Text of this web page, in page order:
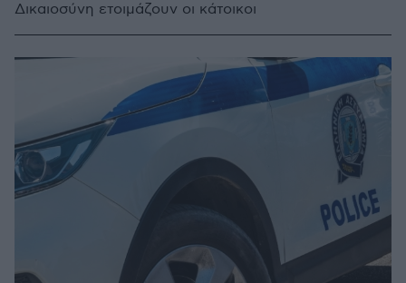
Δικαιοσύνη ετοιμάζουν οι κάτοικοι